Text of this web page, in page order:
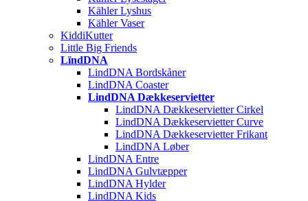
Kähler Lyshus
Kähler Vaser
KiddiKutter
Little Big Friends
LïndDNA
LindDNA Bordskåner
LindDNA Coaster
LindDNA Dækkeservietter
LindDNA Dækkeservietter Cirkel
LindDNA Dækkeservietter Curve
LindDNA Dækkeservietter Frikant
LindDNA Løber
LindDNA Entre
LindDNA Gulvtæpper
LindDNA Hylder
LindDNA Kids